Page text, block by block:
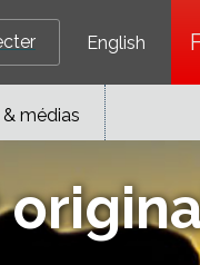
English
médias